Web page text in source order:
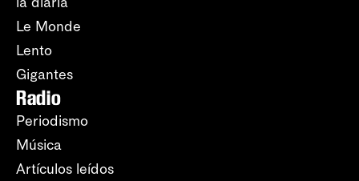
Le Monde
Lento
Gigantes
Radio
Periodismo
Música
Artículos leídos